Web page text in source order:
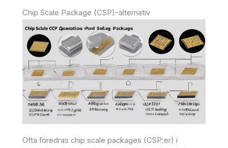
Chip Scale Package (CSP)-alternativ
Ofta föredras chip scale packages (CSP:er) i